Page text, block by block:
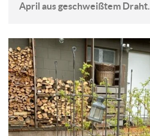
April aus geschweißtem Draht.